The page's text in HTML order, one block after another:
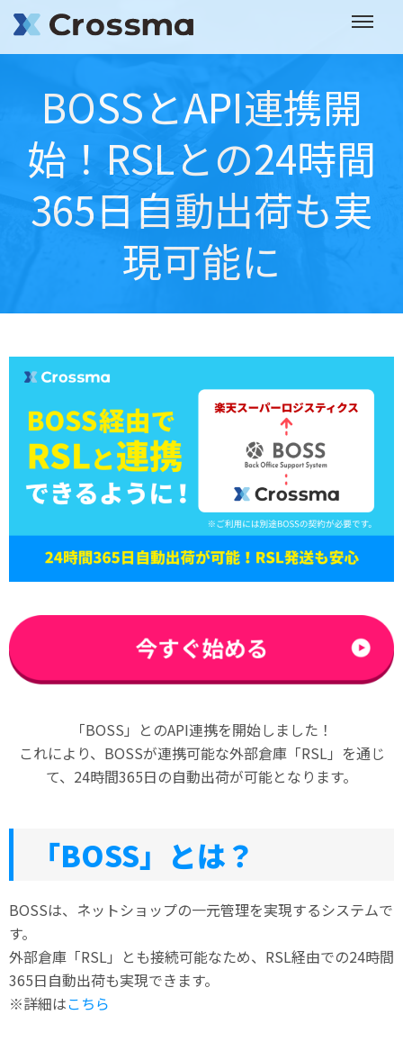
BOSSとAPI連携開
始！RSLとの24時間
365日自動出荷も実
現可能に
「BOSS」とのAPI連携を開始しました！
これにより、BOSSが連携可能な外部倉庫「RSL」を通じ
て、24時間365日の自動出荷が可能となります。
「BOSS」とは？
BOSSは、ネットショップの一元管理を実現するシステムで
す。
外部倉庫「RSL」とも接続可能なため、RSL経由での24時間
365日自動出荷も実現できます。
※詳細はこちら